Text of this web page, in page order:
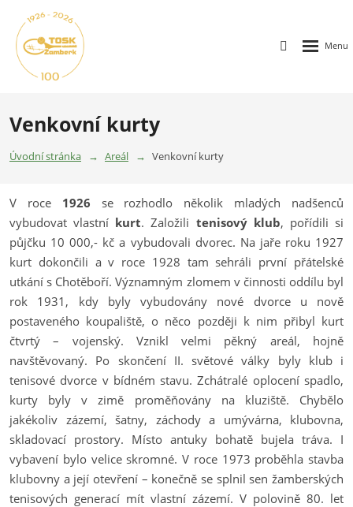
Venkovní kurty
Úvodní stránka Areál Venkovní kurty
V roce 1926 se rozhodlo několik mladých nadšenců
vybudovat vlastní kurt. Založili tenisový klub, pořídili si
půjčku 10 000,- kč a vybudovali dvorec. Na jaře roku 1927
kurt dokončili a v roce 1928 tam sehráli první přátelské
utkání s Chotěboří. Významným zlomem v činnosti oddílu byl
rok 1931, kdy byly vybudovány nové dvorce u nově
postaveného koupaliště, o něco později k nim přibyl kurt
čtvrtý – vojenský. Vznikl velmi pěkný areál, hojně
navštěvovaný. Po skončení II. světové války byly klub i
tenisové dvorce v bídném stavu. Zchátralé oplocení spadlo,
kurty byly v zimě proměňovány na kluziště. Chybělo
jakékoliv zázemí, šatny, záchody a umývárna, klubovna,
skladovací prostory. Místo antuky bohatě bujela tráva. I
vybavení bylo velice skromné. V roce 1973 proběhla stavba
klubovny a její otevření – konečně se splnil sen žamberských
tenisových generací mít vlastní zázemí. V polovině 80. let